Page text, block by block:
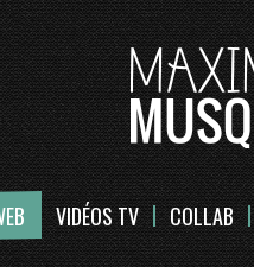
VIDÉOS TV COLLAB